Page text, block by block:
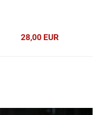
28,00 EUR